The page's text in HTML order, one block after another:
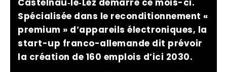
Castelnau‑le‑Lez démarre ce mois-ci.
Spécialisée dans le reconditionnement «
premium » d’appareils électroniques, la
start-up franco-allemande dit prévoir
la création de 160 emplois d’ici 2030.